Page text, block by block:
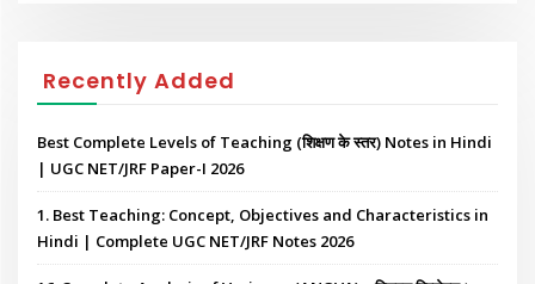
Recently Added
Best Complete Levels of Teaching (शिक्षण के स्तर) Notes in Hindi
| UGC NET/JRF Paper-I 2026
1. Best Teaching: Concept, Objectives and Characteristics in
Hindi | Complete UGC NET/JRF Notes 2026